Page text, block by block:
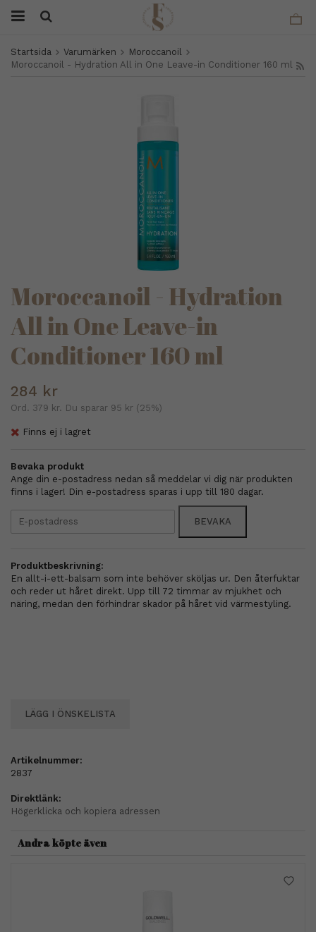
Startsida Varumärken
Moroccanoil
Moroccanoil - Hydration All in One Leave-in Conditioner 160 ml
Moroccanoil - Hydration
All in One Leave-in
Conditioner 160 ml
284 kr
Ord. 379 kr. Du sparar 95 kr (25%)
Finns ej i lagret
Bevaka produkt
Ange din e-postadress nedan så meddelar vi dig när produkten
finns i lager! Din e-postadress sparas i upp till 180 dagar.
BEVAKA
Produktbeskrivning:
En allt-i-ett-balsam som inte behöver sköljas ur. Den återfuktar
och reder ut håret direkt. Upp till 72 timmar av mjukhet och
näring, medan den förhindrar skador på håret vid värmestyling.
LÄGG I ÖNSKELISTA
Artikelnummer:
2837
Direktlänk:
Högerklicka och kopiera adressen
Andra köpte även